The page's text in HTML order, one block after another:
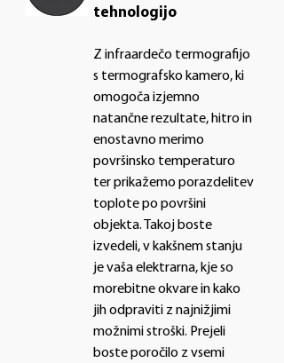
tehnologijo
Z infraardečo termografijo
s termografsko kamero, ki
omogoča izjemno
natančne rezultate, hitro in
enostavno merimo
površinsko temperaturo
ter prikažemo porazdelitev
toplote po površini
objekta. Takoj boste
izvedeli, v kakšnem stanju
je vaša elektrarna, kje so
morebitne okvare in kako
jih odpraviti z najnižjimi
možnimi stroški. Prejeli
boste poročilo z vsemi